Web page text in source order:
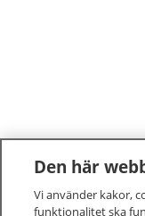
Den här
Vi använder kakor,
funktionalitet ska